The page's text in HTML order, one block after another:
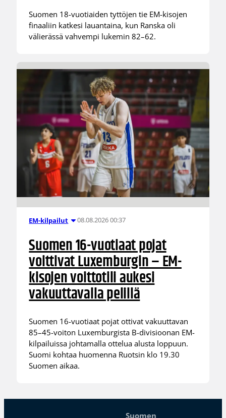
Suomen 18-vuotiaiden tyttöjen tie EM-kisojen
finaaliin katkesi lauantaina, kun Ranska oli
välierässä vahvempi lukemin 82–62.
EM-kilpailut 08.08.2026 00:37
Suomen 16-vuotiaat pojat
voittivat Luxemburgin – EM-
kisojen voittotili aukesi
vakuuttavalla pelillä
Suomen 16-vuotiaat pojat ottivat vakuuttavan
85–45-voiton Luxemburgista B-divisioonan EM-
kilpailuissa johtamalla ottelua alusta loppuun.
Suomi kohtaa huomenna Ruotsin klo 19.30
Suomen aikaa.
Suomen